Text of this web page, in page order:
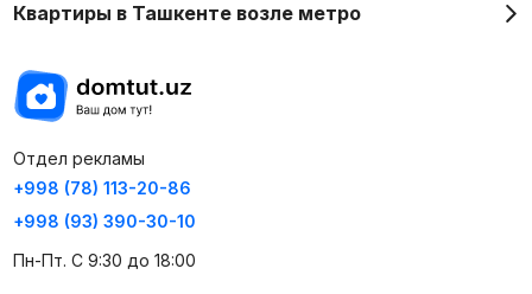
Квартиры в Ташкенте возле метро
Отдел рекламы
+998 (78) 113-20-86
+998 (93) 390-30-10
Пн-Пт. С 9:30 до 18:00